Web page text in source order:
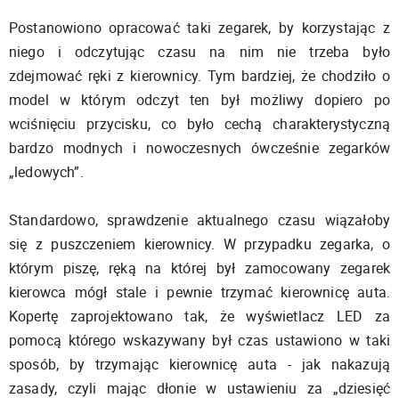
Postanowiono opracować taki zegarek, by korzystając z
niego i odczytując czasu na nim nie trzeba było
zdejmować ręki z kierownicy. Tym bardziej, że chodziło o
model w którym odczyt ten był możliwy dopiero po
wciśnięciu przycisku, co było cechą charakterystyczną
bardzo modnych i nowoczesnych ówcześnie zegarków
„ledowych”.
Standardowo, sprawdzenie aktualnego czasu wiązałoby
się z puszczeniem kierownicy. W przypadku zegarka, o
którym piszę, ręką na której był zamocowany zegarek
kierowca mógł stale i pewnie trzymać kierownicę auta.
Kopertę zaprojektowano tak, że wyświetlacz LED za
pomocą którego wskazywany był czas ustawiono w taki
sposób, by trzymając kierownicę auta - jak nakazują
zasady, czyli mając dłonie w ustawieniu za „dziesięć